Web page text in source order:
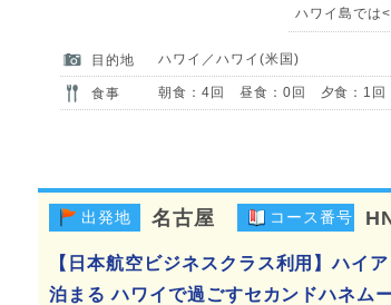
ハワイ島では
目的地 ハワイ／ハワイ(米国)
食事 朝食：4回 昼食：0回 夕食：1回
出発地 名古屋 コース番号
【日本航空ビジネスクラス利用】ハイ
泊まる ハワイで過ごすセカンドハネム